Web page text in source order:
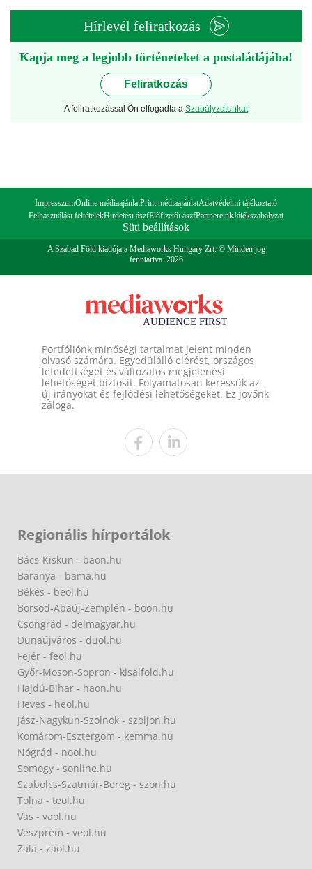
Hírlevél feliratkozás
Kapja meg a legjobb történeteket a postaládájába!
Feliratkozás
A feliratkozással Ön elfogadta a Szabályzatunkat
ImpresszumOnline médiaajánlatPrint médiaajánlatAdatvédelmi tájékoztató
Felhasználási feltételekHirdetési ászfElőfizetői ászfPartnereinkJátékszabályzat
Süti beállítások
A Szabad Föld kiadója a Mediaworks Hungary Zrt. © Minden jog
fenntartva. 2026
Portfóliónk minőségi tartalmat jelent minden
olvasó számára. Egyedülálló elérést, országos
lefedettséget és változatos megjelenési
lehetőséget biztosít. Folyamatosan keressük az
új irányokat és fejlődési lehetőségeket. Ez jövőnk
záloga.
Regionális hírportálok
Bács-Kiskun - baon.hu
Baranya - bama.hu
Békés - beol.hu
Borsod-Abaúj-Zemplén - boon.hu
Csongrád - delmagyar.hu
Dunaújváros - duol.hu
Fejér - feol.hu
Győr-Moson-Sopron - kisalfold.hu
Hajdú-Bihar - haon.hu
Heves - heol.hu
Jász-Nagykun-Szolnok - szoljon.hu
Komárom-Esztergom - kemma.hu
Nógrád - nool.hu
Somogy - sonline.hu
Szabolcs-Szatmár-Bereg - szon.hu
Tolna - teol.hu
Vas - vaol.hu
Veszprém - veol.hu
Zala - zaol.hu